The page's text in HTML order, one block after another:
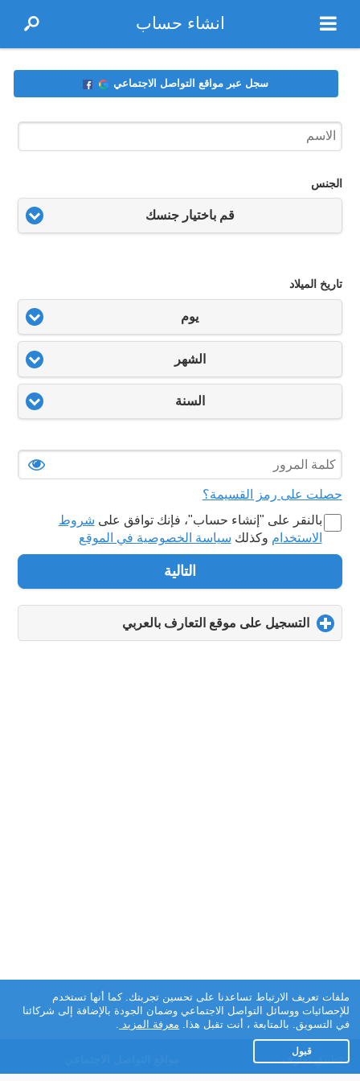
انشاء حساب
سجل عبر مواقع التواصل الاجتماعي
الجنس
قم باختيار جنسك
تاريخ الميلاد
يوم
الشهر
السنة
حصلت على رمز القسيمة؟
بالنقر على "‏إنشاء حساب‏"، فإنك توافق على شروط
الاستخدام وكذلك سياسة الخصوصية في الموقع
التالية
التسجيل على موقع التعارف بالعربي
to
تطبيق تعارف
ملفات تعريف الارتباط تساعدنا على تحسين تجربتك. كما أنها تستخدم
للإحصائيات ووسائل التواصل الاجتماعي وضمان الجودة بالإضافة إلى شركائنا
في التسويق. بالمتابعة ، أنت تقبل هذا. معرفة المزيد .
قبول